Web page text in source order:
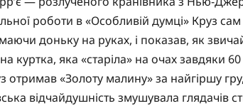
роботи в «Особливій думці» Круз
доньку на руках, і показав, як
куртка, яка «старіла» на очах завдяки
отримав «Золоту малину» за найгіршу
відчайдушність змушувала глядачів